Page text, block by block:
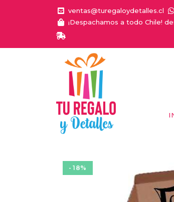
ventas@turegaloydetalles.cl
¡Despachamos a todo Chile!
- 18%